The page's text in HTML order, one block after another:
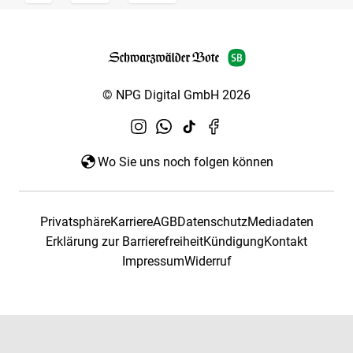
© NPG Digital GmbH 2026
Wo Sie uns noch folgen können
PrivatsphäreKarriereAGBDatenschutzMediadaten
Erklärung zur BarrierefreiheitKündigungKontakt
ImpressumWiderruf